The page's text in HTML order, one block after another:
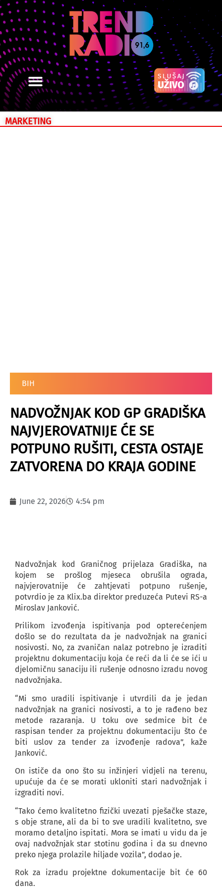
MARKETING
BIH
NADVOŽNJAK KOD GP GRADIŠKA
NAJVJEROVATNIJE ĆE SE
POTPUNO RUŠITI, CESTA OSTAJE
ZATVORENA DO KRAJA GODINE
June 22, 2026 4:54 pm
Nadvožnjak kod Graničnog prijelaza Gradiška, na
kojem se prošlog mjeseca obrušila ograda,
najvjerovatnije će zahtjevati potpuno rušenje,
potvrdio je za Klix.ba direktor preduzeća Putevi RS-a
Miroslav Janković.
Prilikom izvođenja ispitivanja pod opterećenjem
došlo se do rezultata da je nadvožnjak na granici
nosivosti. No, za zvaničan nalaz potrebno je izraditi
projektnu dokumentaciju koja će reći da li će se ići u
djelomičnu sanaciju ili rušenje odnosno izradu novog
nadvožnjaka.
“Mi smo uradili ispitivanje i utvrdili da je jedan
nadvožnjak na granici nosivosti, a to je rađeno bez
metode razaranja. U toku ove sedmice bit će
raspisan tender za projektnu dokumentaciju što će
biti uslov za tender za izvođenje radova”, kaže
Janković.
On ističe da ono što su inžinjeri vidjeli na terenu,
upućuje da će se morati ukloniti stari nadvožnjak i
izgraditi novi.
“Tako ćemo kvalitetno fizički uvezati pješačke staze,
s obje strane, ali da bi to sve uradili kvalitetno, sve
moramo detaljno ispitati. Mora se imati u vidu da je
ovaj nadvožnjak star stotinu godina i da su dnevno
preko njega prolazile hiljade vozila”, dodao je.
Rok za izradu projektne dokumentacije bit će 60
dana.